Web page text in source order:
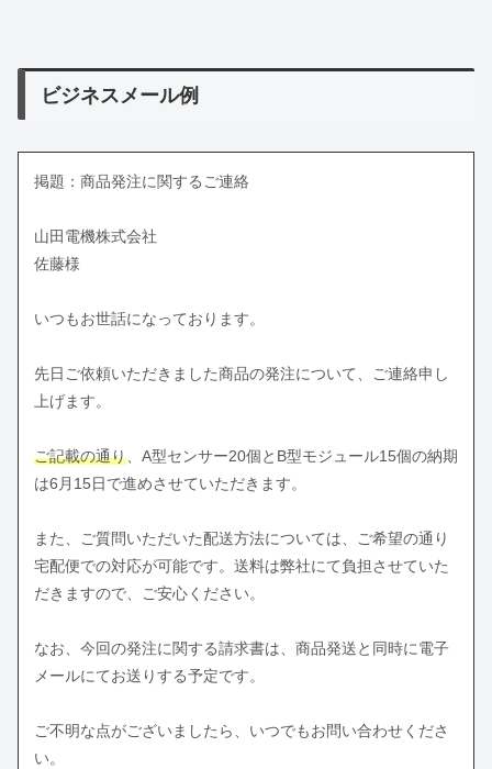
ビジネスメール例
掲題：商品発注に関するご連絡
山田電機株式会社
佐藤様
いつもお世話になっております。
先日ご依頼いただきました商品の発注について、ご連絡申し
上げます。
ご記載の通り 、A型センサー20個とB型モジュール15個の納期
は6月15日で進めさせていただきます。
また、ご質問いただいた配送方法については、ご希望の通り
宅配便での対応が可能です。送料は弊社にて負担させていた
だきますので、ご安心ください。
なお、今回の発注に関する請求書は、商品発送と同時に電子
メールにてお送りする予定です。
ご不明な点がございましたら、いつでもお問い合わせくださ
い。